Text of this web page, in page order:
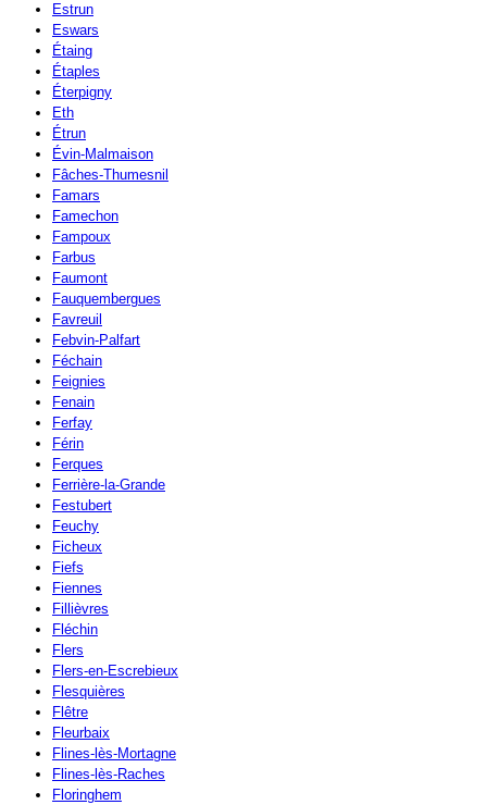
Estrun
Eswars
Étaing
Étaples
Éterpigny
Eth
Étrun
Évin-Malmaison
Fâches-Thumesnil
Famars
Famechon
Fampoux
Farbus
Faumont
Fauquembergues
Favreuil
Febvin-Palfart
Féchain
Feignies
Fenain
Ferfay
Férin
Ferques
Ferrière-la-Grande
Festubert
Feuchy
Ficheux
Fiefs
Fiennes
Fillièvres
Fléchin
Flers
Flers-en-Escrebieux
Flesquières
Flêtre
Fleurbaix
Flines-lès-Mortagne
Flines-lès-Raches
Floringhem